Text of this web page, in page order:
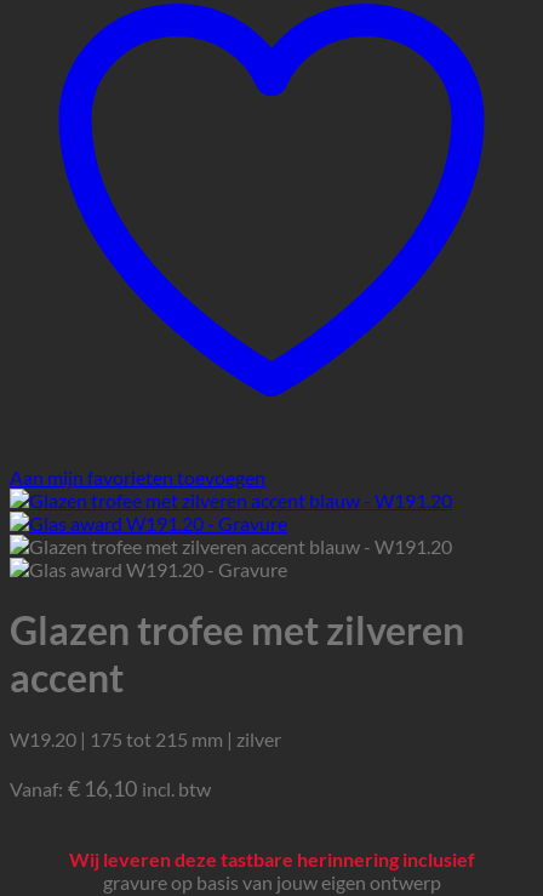
Aan mijn favorieten toevoegen
Glazen trofee met zilveren
accent
W19.20 | 175 tot 215 mm | zilver
Vanaf: € 16,10 incl. btw
Wij leveren deze tastbare herinnering inclusief
gravure op basis van jouw eigen ontwerp